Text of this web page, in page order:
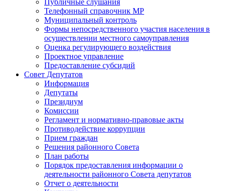
Публичные слушания
Телефонный справочник МР
Муниципальный контроль
Формы непосредственного участия населения в
осуществлении местного самоуправления
Оценка регулирующего воздействия
Проектное управление
Предоставление субсидий
Совет Депутатов
Информация
Депутаты
Президиум
Комиссии
Регламент и нормативно-правовые акты
Противодействие коррупции
Прием граждан
Решения районного Совета
План работы
Порядок предоставления информации о
деятельности районного Совета депутатов
Отчет о деятельности